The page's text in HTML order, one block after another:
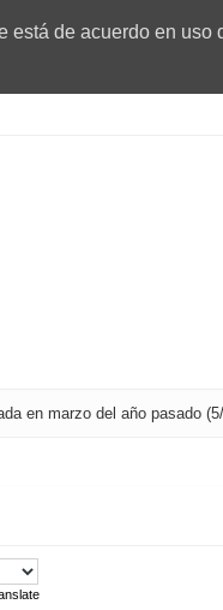
en marzo del año pasado
está de acuerdo en uso